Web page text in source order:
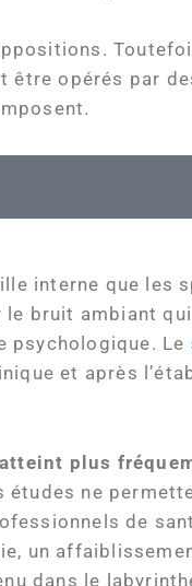
être opérés par
interne que les
le bruit ambiant
psychologique. Le
et après
atteint plus
ne
de
un
dans le